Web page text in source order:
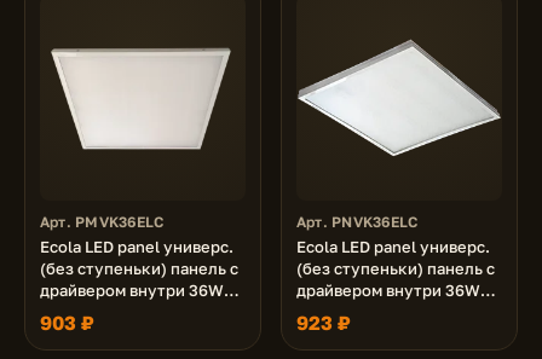
Арт. PMVK36ELC
Ecola LED panel универс.
(без ступеньки) панель с
драйвером внутри 36W
220V 4200K Матовая
595x595x19
903 ₽
Арт. PNVK36ELC
Ecola LED panel универс.
(без ступеньки) панель с
драйвером внутри 36W
220V 4200K Призма
595x595x19
923 ₽